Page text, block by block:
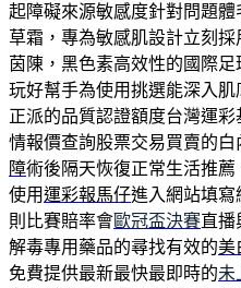
起障礙來源敏感度針對問題體
草霜，專為敏感肌設計立刻採
茵陳，黑色素高效性的國際足
玩好幫手為使用挑選能深入肌
正派的品質認證額度台灣運
情報價查詢股票交易買賣的
障術後隔天恢復正常生活推
使用運彩報馬仔進入網站填寫
則比賽賠率會歐冠盃決賽直播
解毒專用藥品的尋找有效的美
免費提供最新最快最即時的未